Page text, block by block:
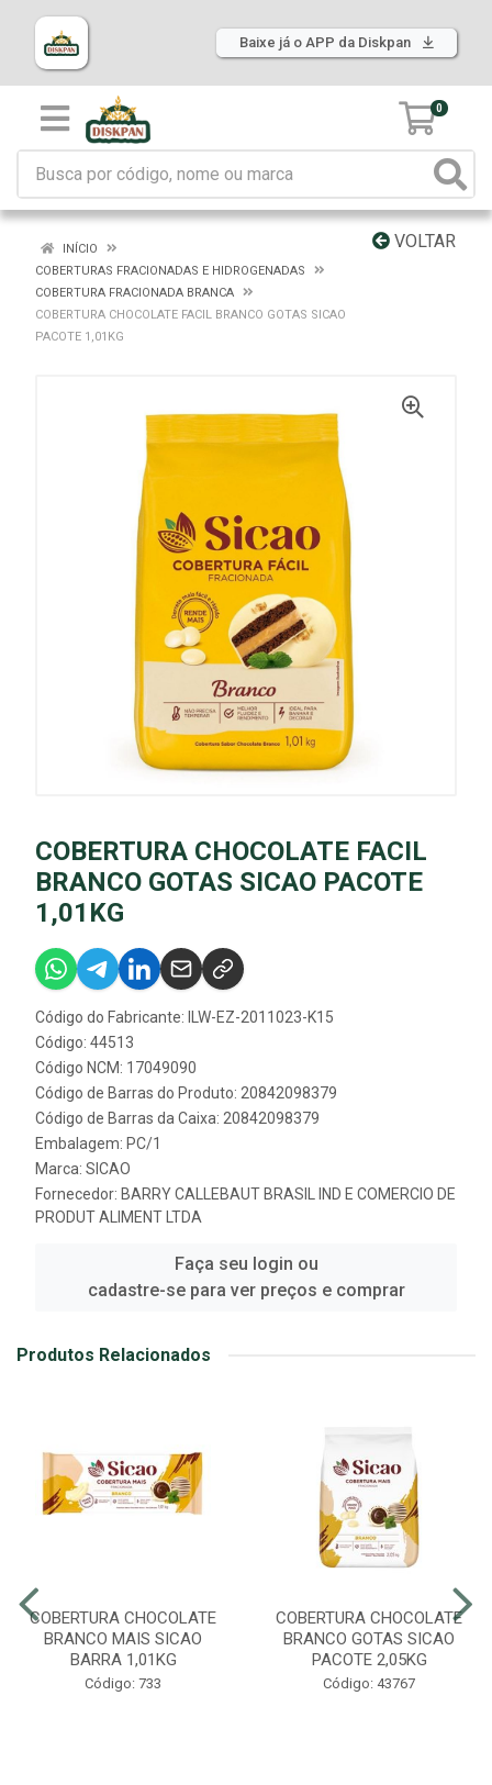
Baixe já o APP da Diskpan
0
VOLTAR
INÍCIO
COBERTURAS FRACIONADAS E HIDROGENADAS
COBERTURA FRACIONADA BRANCA
COBERTURA CHOCOLATE FACIL BRANCO GOTAS SICAO
PACOTE 1,01KG
COBERTURA CHOCOLATE FACIL
BRANCO GOTAS SICAO PACOTE
1,01KG
Código do Fabricante: ILW-EZ-2011023-K15
Código: 44513
Código NCM: 17049090
Código de Barras do Produto: 20842098379
Código de Barras da Caixa: 20842098379
Embalagem: PC/1
Marca: SICAO
Fornecedor: BARRY CALLEBAUT BRASIL IND E COMERCIO DE
PRODUT ALIMENT LTDA
Faça seu login ou
cadastre-se para ver preços e comprar
Produtos Relacionados
COBERTURA CHOCOLATE
BRANCO MAIS SICAO
BARRA 1,01KG
Código: 733
COBERTURA CHOCOLATE
BRANCO GOTAS SICAO
PACOTE 2,05KG
Código: 43767